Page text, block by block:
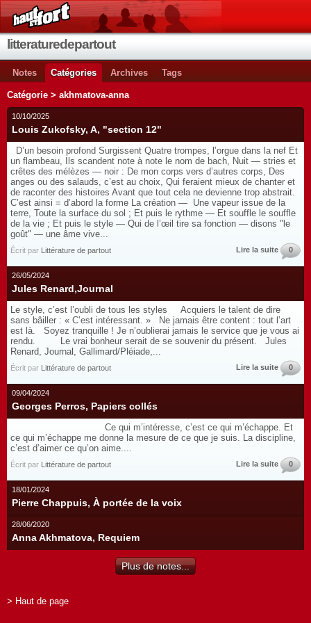
litteraturedepartout
Notes Catégories Archives Tags
Catégorie > akhmatova-anna
10/10/2025
Louis Zukofsky, A, "section 12"
D’un besoin profond Surgissent Quatre trompes, l’orgue dans la nef Et
un flambeau, Ils scandent note à note le nom de bach, Nuit — stries et
crêtes des mélèzes — noir : De mon corps vers d’autres corps, Des
anges ou des salauds, c’est au choix, Qui feraient mieux de chanter et
de raconter des histoires Avant que tout cela ne devienne trop abstrait.
C’est ainsi = d’abord la forme La création — Une vapeur issue de la
terre, Toute la surface du sol ; Et puis le rythme — Et souffle le souffle
de la vie ; Et puis le style — Qui de l’œil tire sa fonction — disons "le
goût" — une âme vive...
Écrit par Littérature de partout Lire la suite 0
26/05/2024
Jules Renard,Journal
Le style, c’est l’oubli de tous les styles Acquiers le talent de dire
sans bâiller : « C’est intéressant. » Ne jamais être content : tout l’art
est là. Soyez tranquille ! Je n’oublierai jamais le service que je vous ai
rendu. Le vrai bonheur serait de se souvenir du présent. Jules
Renard, Journal, Gallimard/Pléiade,...
Écrit par Littérature de partout Lire la suite 0
09/04/2024
Georges Perros, Papiers collés
Ce qui m’intéresse, c’est ce qui m’échappe. Et
ce qui m’échappe me donne la mesure de ce que je suis. La discipline,
c’est d’aimer ce qu’on aime....
Écrit par Littérature de partout Lire la suite 0
18/01/2024
Pierre Chappuis, À portée de la voix
28/06/2020
Anna Akhmatova, Requiem
Plus de notes...
> Haut de page